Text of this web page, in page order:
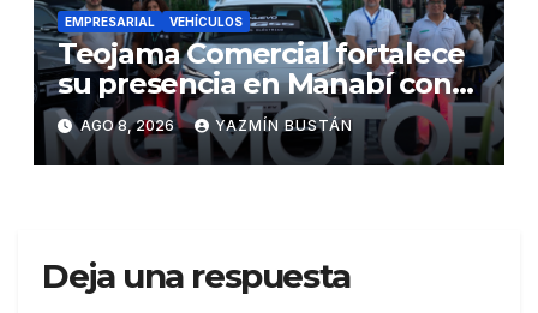
EMPRESARIAL VEHÍCULOS
Teojama Comercial fortalece
su presencia en Manabí con
una apuesta por la movilidad
híbrida y eléctrica durante
ExpoAuto del Pacífico 2026
AGO 8, 2026 YAZMÍN BUSTÁN
Deja una respuesta